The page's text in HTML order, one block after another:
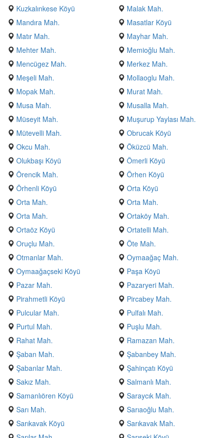
Kuzkalınkese Köyü
Malak Mah.
Mandıra Mah.
Masatlar Köyü
Matır Mah.
Mayhar Mah.
Mehter Mah.
Memioğlu Mah.
Mencügez Mah.
Merkez Mah.
Meşeli Mah.
Mollaoglu Mah.
Mopak Mah.
Murat Mah.
Musa Mah.
Musalla Mah.
Müseyit Mah.
Muşurup Yaylası Mah.
Mütevelli Mah.
Obrucak Köyü
Okcu Mah.
Öküzcü Mah.
Olukbaşı Köyü
Ömerli Köyü
Örencik Mah.
Örhen Köyü
Örhenli Köyü
Orta Köyü
Orta Mah.
Orta Mah.
Orta Mah.
Ortaköy Mah.
Ortaöz Köyü
Ortatelli Mah.
Oruçlu Mah.
Öte Mah.
Otmanlar Mah.
Oymaağaç Mah.
Oymaağaçseki Köyü
Paşa Köyü
Pazar Mah.
Pazaryeri Mah.
Pirahmetli Köyü
Pircabey Mah.
Pulcular Mah.
Pulfalı Mah.
Purtul Mah.
Puşlu Mah.
Rahat Mah.
Ramazan Mah.
Şaban Mah.
Şabanbey Mah.
Şabanlar Mah.
Şahinçatı Köyü
Sakız Mah.
Salmanlı Mah.
Samanlıören Köyü
Saraycık Mah.
Sarı Mah.
Sarıaoğlu Mah.
Sarıkavak Köyü
Sarıkavak Mah.